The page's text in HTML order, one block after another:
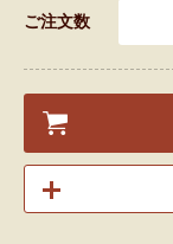
ご注文数